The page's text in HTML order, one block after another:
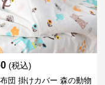
(税込)
団 掛けカバー 森の動物